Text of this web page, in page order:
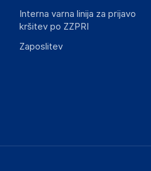
Interna varna linija za prijavo
kršitev po ZZPRI
Zaposlitev